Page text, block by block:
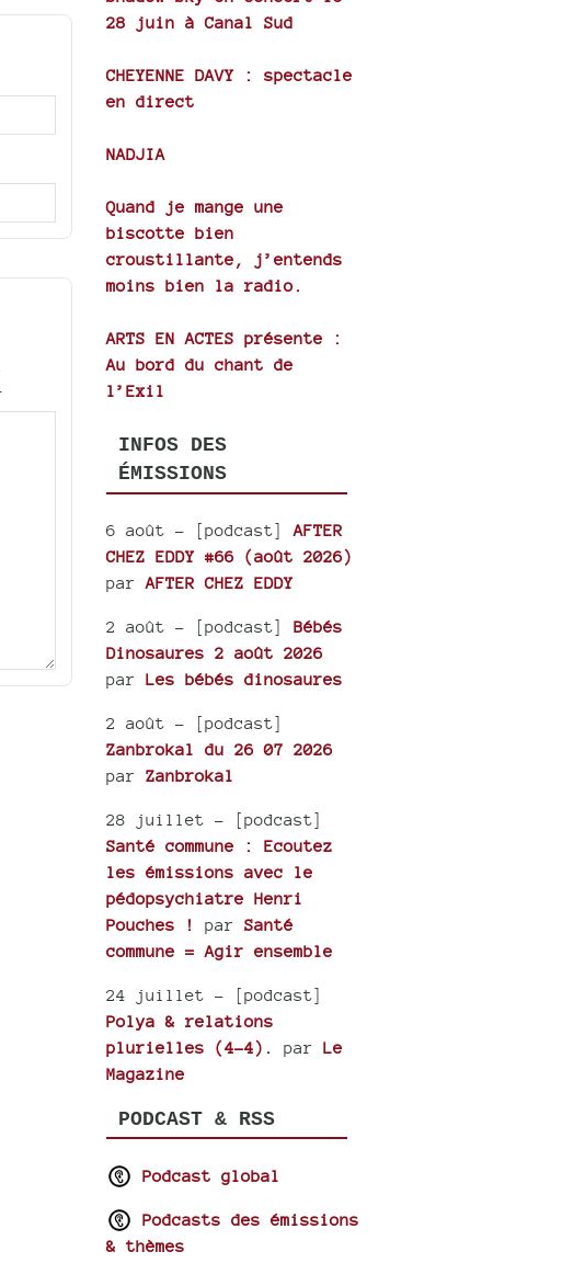
28 juin à Canal Sud
CHEYENNE DAVY : spectacle
en direct
NADJIA
Quand je mange une
biscotte bien
croustillante, j’entends
moins bien la radio.
ARTS EN ACTES présente :
Au bord du chant de
l’Exil
INFOS DES
ÉMISSIONS
6 août- [podcast]AFTER
CHEZ EDDY #66 (août 2026)
parAFTER CHEZ EDDY
2 août- [podcast]Bébés
Dinosaures 2 août 2026
parLes bébés dinosaures
2 août- [podcast]
Zanbrokal du 26 07 2026
parZanbrokal
28 juillet- [podcast]
Santé commune : Ecoutez
les émissions avec le
pédopsychiatre Henri
Pouches !
parSanté
commune = Agir ensemble
24 juillet- [podcast]
Polya & relations
plurielles (4-4).
parLe
Magazine
PODCAST & RSS
Podcast global
Podcasts des émissions
& thèmes